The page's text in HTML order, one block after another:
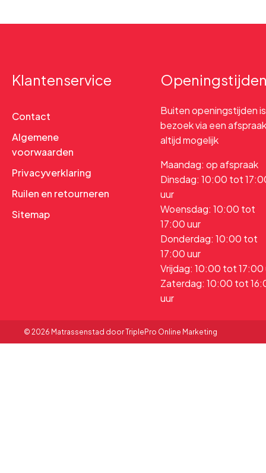
Klantenservice
Contact
Algemene
voorwaarden
Privacyverklaring
Ruilen en retourneren
Sitemap
Buiten openingstijden is
bezoek via een afspraak
altijd mogelijk
Maandag: op afspraak
Dinsdag: 10:00 tot
uur
Woensdag: 10:00 tot
17:00 uur
Donderdag: 10:00 tot
17:00 uur
Vrijdag: 10:00 tot 17:00
Zaterdag: 10:00 tot
uur
© 2026 Matrassenstad door TriplePro Online Marketing